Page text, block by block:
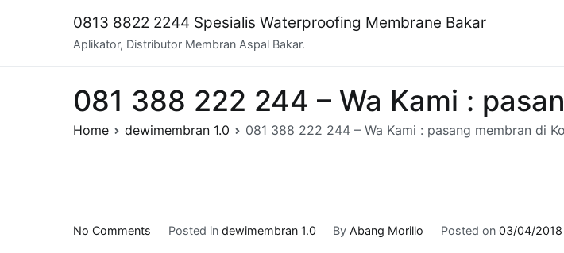
0813 8822 2244 Spesialis Waterproofing Membrane Bakar
Aplikator, Distributor Membran Aspal Bakar.
081 388 222 244 – Wa Kami :
Home dewimembran 1.0 081 388 222 244 – Wa Kami : pasang membran di
No Comments Posted in dewimembran 1.0 ByAbang Morillo Posted on 03/04/2018